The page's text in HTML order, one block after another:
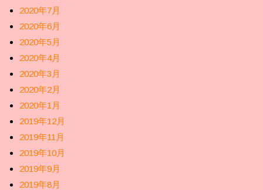
2020年7月
2020年6月
2020年5月
2020年4月
2020年3月
2020年2月
2020年1月
2019年12月
2019年11月
2019年10月
2019年9月
2019年8月